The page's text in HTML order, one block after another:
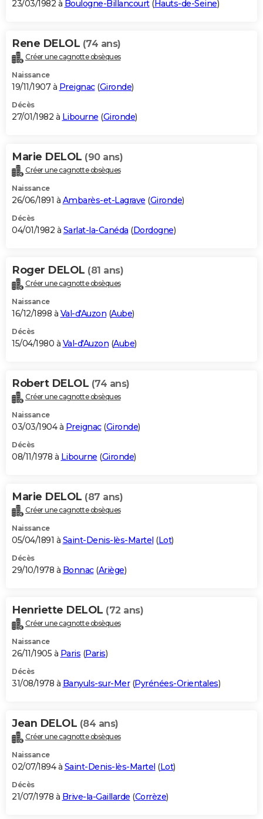
23/03/1982 à Boulogne-Billancourt(Hauts-de-Seine)
Rene DELOL (74 ans)
Créer une cagnotte obsèques
Naissance
19/11/1907 à Preignac(Gironde)
Décès
27/01/1982 à Libourne (Gironde)
Marie DELOL (90 ans)
Créer une cagnotte obsèques
Naissance
26/06/1891 à Ambarès-et-Lagrave (Gironde)
Décès
04/01/1982 à Sarlat-la-Canéda (Dordogne)
Roger DELOL (81 ans)
Créer une cagnotte obsèques
Naissance
16/12/1898 à Val-d'Auzon (Aube)
Décès
15/04/1980 à Val-d'Auzon (Aube)
Robert DELOL (74 ans)
Créer une cagnotte obsèques
Naissance
03/03/1904 à Preignac(Gironde)
Décès
08/11/1978 à Libourne (Gironde)
Marie DELOL (87 ans)
Créer une cagnotte obsèques
Naissance
05/04/1891 à Saint-Denis-lès-Martel (Lot)
Décès
29/10/1978 à Bonnac(Ariège)
Henriette DELOL (72 ans)
Créer une cagnotte obsèques
Naissance
26/11/1905 à Paris (Paris)
Décès
31/08/1978 à Banyuls-sur-Mer(Pyrénées-Orientales)
Jean DELOL (84 ans)
Créer une cagnotte obsèques
Naissance
02/07/1894 à Saint-Denis-lès-Martel (Lot)
Décès
21/07/1978 à Brive-la-Gaillarde (Corrèze)